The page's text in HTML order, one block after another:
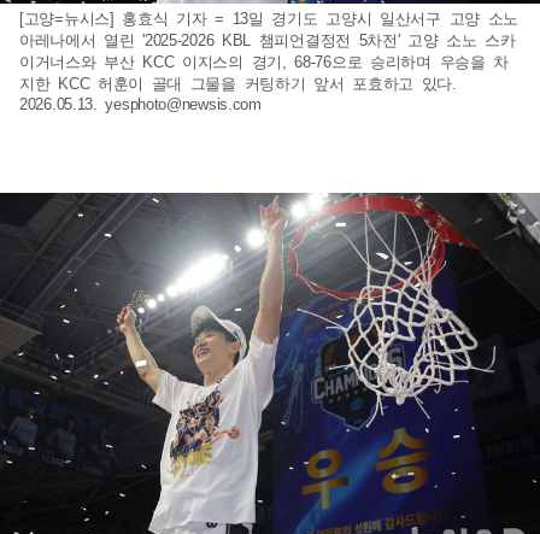
[고양=뉴시스] 홍효식 기자 = 13일 경기도 고양시 일산서구 고양 소노
아레나에서 열린 '2025-2026 KBL 챔피언결정전 5차전' 고양 소노 스카
이거너스와 부산 KCC 이지스의 경기, 68-76으로 승리하며 우승을 차
지한 KCC 허훈이 골대 그물을 커팅하기 앞서 포효하고 있다.
2026.05.13.yesphoto@newsis.com